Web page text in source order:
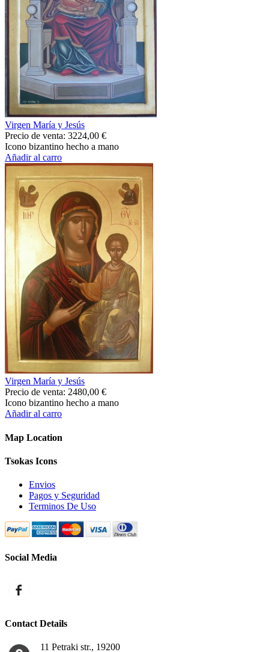
Virgen María y Jesús
Precio de venta: 3224,00 €
Icono bizantino hecho a mano
Añadir al carro
Virgen María y Jesús
Precio de venta: 2480,00 €
Icono bizantino hecho a mano
Añadir al carro
Map Location
Tsokas Icons
Envios
Pagos y Seguridad
Terminos De Uso
Social Media
Contact Details
11 Petraki str., 19200